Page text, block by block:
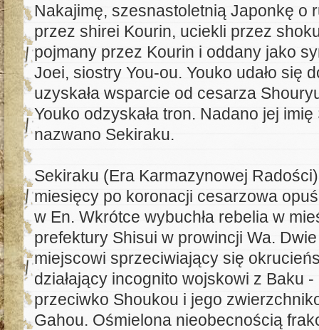
Nakajimę, szesnastoletnią Japonkę o
przez shirei Kourin, uciekli przez
pojmany przez Kourin i oddany jako
Joei, siostry You-ou. Youko udało się
uzyskała wsparcie od cesarza
Youko odzyskała tron. Nadano jej
nazwano Sekiraku.
Sekiraku (Era Karmazynowej
miesięcy po koronacji cesarzowa
w En. Wkrótce wybuchła rebelia w
prefektury Shisui w prowincji Wa.
miejscowi sprzeciwiający się
działający incognito wojskowi z Baku -
przeciwko Shoukou i jego
Gahou. Ośmielona nieobecnością